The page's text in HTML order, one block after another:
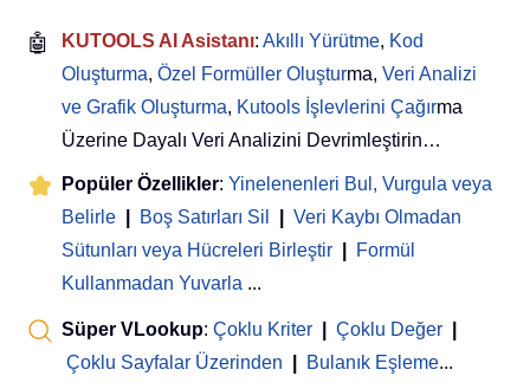
🤖 KUTOOLS AI Asistanı: Akıllı Yürütme, Kod
Oluşturma, Özel Formüller Oluşturma, Veri Analizi
ve Grafik Oluşturma, Kutools İşlevlerini Çağırma
Üzerine Dayalı Veri Analizini Devrimleştirin…
Popüler Özellikler: Yinelenenleri Bul, Vurgula veya
Belirle
Boş Satırları Sil
Veri Kaybı Olmadan
Sütunları veya Hücreleri Birleştir
Formül
Kullanmadan Yuvarla ...
Süper VLookup: Çoklu Kriter Çoklu Değer
Çoklu Sayfalar Üzerinden
Bulanık Eşleme...